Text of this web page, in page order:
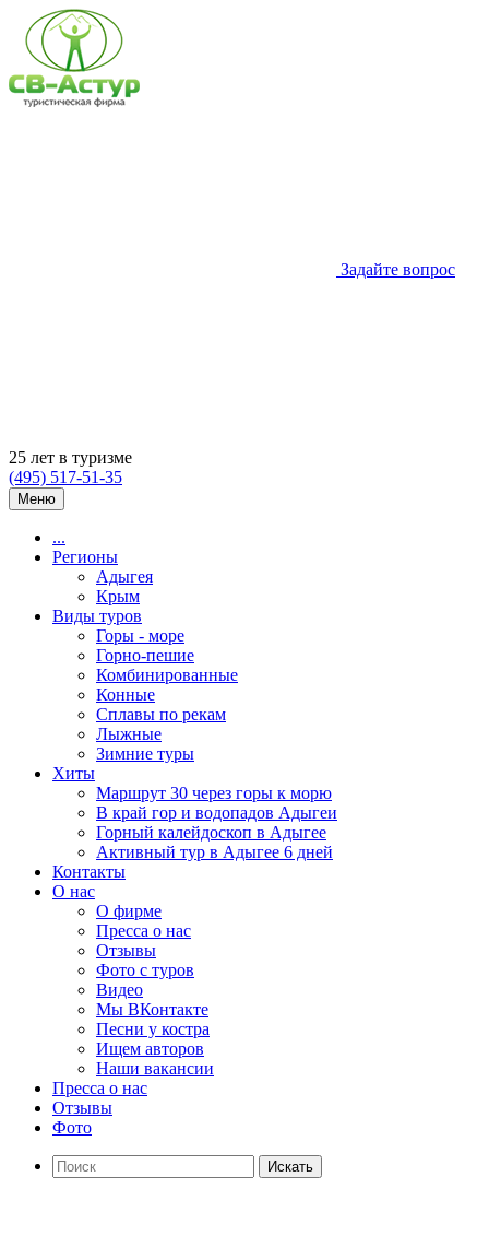
Задайте вопрос
25 лет в туризме
(495) 517-51-35
Меню
...
Регионы
Адыгея
Крым
Виды туров
Горы - море
Горно-пешие
Комбинированные
Конные
Сплавы по рекам
Лыжные
Зимние туры
Хиты
Маршрут 30 через горы к морю
В край гор и водопадов Адыгеи
Горный калейдоскоп в Адыгее
Активный тур в Адыгее 6 дней
Контакты
О нас
О фирме
Пресса о нас
Отзывы
Фото с туров
Видео
Мы ВКонтакте
Песни у костра
Ищем авторов
Наши вакансии
Пресса о нас
Отзывы
Фото
Искать